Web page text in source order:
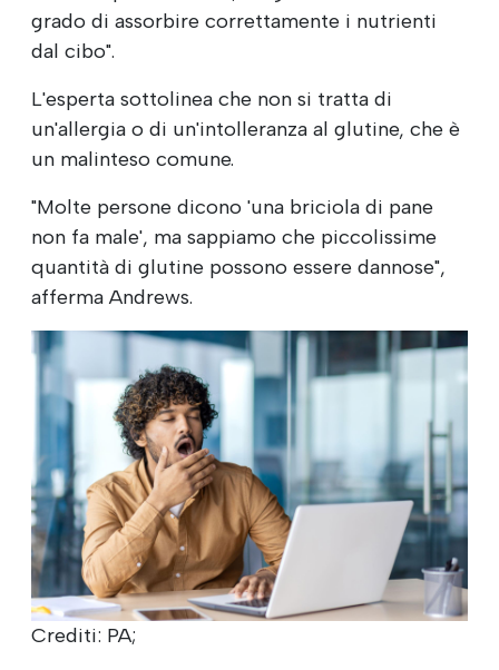
grado di assorbire correttamente i nutrienti
dal cibo".
L'esperta sottolinea che non si tratta di
un'allergia o di un'intolleranza al glutine, che è
un malinteso comune.
"Molte persone dicono 'una briciola di pane
non fa male', ma sappiamo che piccolissime
quantità di glutine possono essere dannose",
afferma Andrews.
Crediti: PA;